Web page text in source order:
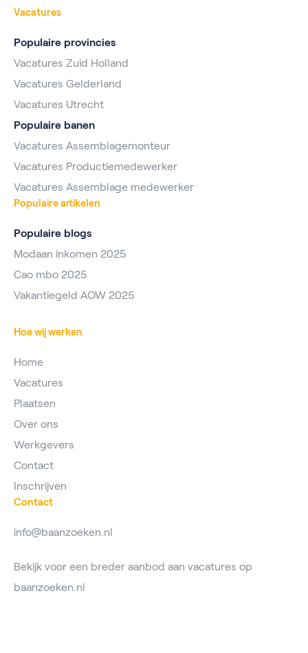
Vacatures
Populaire provincies
Vacatures Zuid Holland
Vacatures Gelderland
Vacatures Utrecht
Populaire banen
Vacatures Assemblagemonteur
Vacatures Productiemedewerker
Vacatures Assemblage medewerker
Populaire artikelen
Populaire blogs
Modaan inkomen 2025
Cao mbo 2025
Vakantiegeld AOW 2025
Hoe wij werken
Home
Vacatures
Plaatsen
Over ons
Werkgevers
Contact
Inschrijven
Contact
info@baanzoeken.nl
Bekijk voor een breder aanbod aan vacatures op
baanzoeken.nl